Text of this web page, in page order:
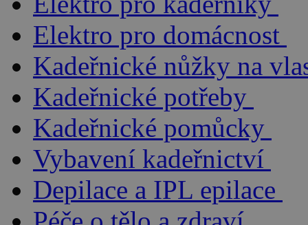
Elektro pro domácnost
Kadeřnické nůžky na
Kadeřnické potřeby
Kadeřnické pomůcky
Vybavení kadeřnictví
Depilace a IPL epilace